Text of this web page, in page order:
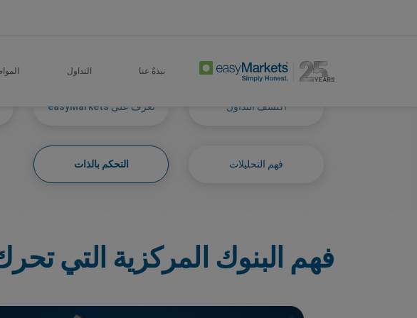
نبذةٌ عنا التداول
اكتشف التداول تعرف على easyMarkets
فهم التحليلات التحكم بالذات
فهم البنوك المركزية التي